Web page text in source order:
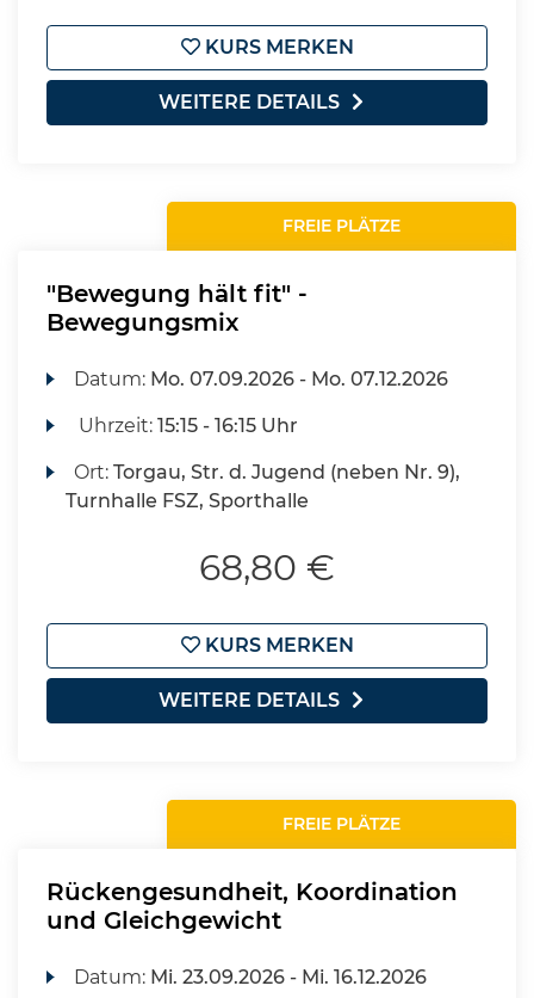
KURS MERKEN
WEITERE DETAILS
FREIE PLÄTZE
"Bewegung hält fit" -
Bewegungsmix
Datum: Mo. 07.09.2026 - Mo. 07.12.2026
Uhrzeit:15:15 - 16:15 Uhr
Ort:Torgau, Str. d. Jugend (neben Nr. 9),
Turnhalle FSZ, Sporthalle
68,80 €
KURS MERKEN
WEITERE DETAILS
FREIE PLÄTZE
Rückengesundheit, Koordination
und Gleichgewicht
Datum: Mi. 23.09.2026 - Mi. 16.12.2026